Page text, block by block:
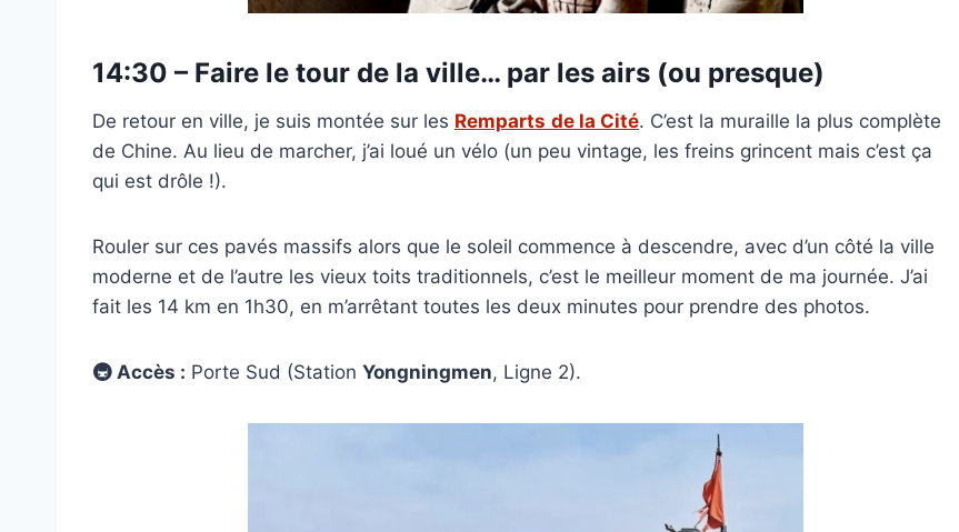
14:30 – Faire le tour de la ville… par les airs (ou presque)
De retour en ville, je suis montée sur les Remparts de la Cité. C’est la muraille la plus complète
de Chine. Au lieu de marcher, j’ai loué un vélo (un peu vintage, les freins grincent mais c’est ça
qui est drôle !).
Rouler sur ces pavés massifs alors que le soleil commence à descendre, avec d’un côté la ville
moderne et de l’autre les vieux toits traditionnels, c’est le meilleur moment de ma journée. J’ai
fait les 14 km en 1h30, en m’arrêtant toutes les deux minutes pour prendre des photos.
🚇 Accès : Porte Sud (Station Yongningmen, Ligne 2).